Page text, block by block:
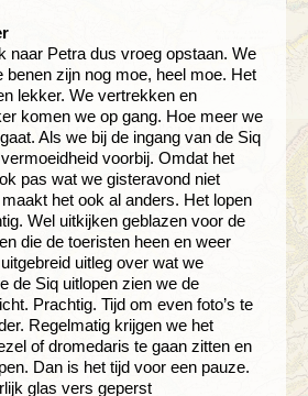
naar Petra dus vroeg opstaan. We
benen zijn nog moe, heel moe. Het
lekker. We vertrekken en
komen we op gang. Hoe meer we
Als we bij de ingang van de Siq
voorbij. Omdat het
pas wat we gisteravond niet
het ook al anders. Het lopen
Wel uitkijken geblazen voor de
die de toeristen heen en weer
uitleg over wat we
de Siq uitlopen zien we de
Prachtig. Tijd om even foto’s te
Regelmatig krijgen we het
of dromedaris te gaan zitten en
Dan is het tijd voor een pauze.
glas vers geperst